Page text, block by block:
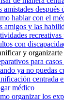
amistades después
hablar con el
amigos y las
recreativas
con
y organizarte
para
ya no puedas
centrada
médico
organizar los